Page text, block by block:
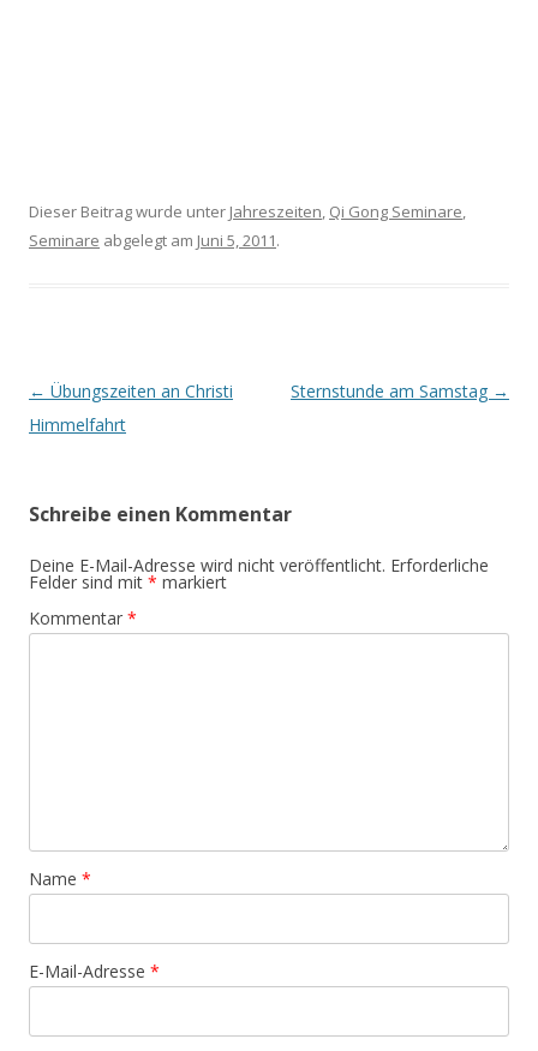
Dieser Beitrag wurde unter Jahreszeiten, Qi Gong Seminare,
Seminare abgelegt am Juni 5, 2011.
Beitrags-
Navigation
← Übungszeiten an Christi
Himmelfahrt
Sternstunde am Samstag →
Schreibe einen Kommentar
Deine E-Mail-Adresse wird nicht veröffentlicht. Erforderliche
Felder sind mit * markiert
Kommentar *
Name *
E-Mail-Adresse *